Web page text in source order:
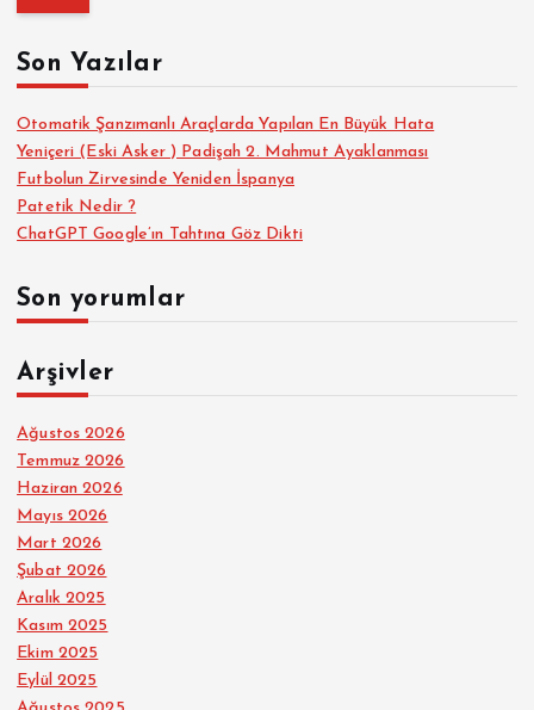
m
:Son Yazılar
Otomatik Şanzımanlı Araçlarda Yapılan En Büyük Hata
Yeniçeri (Eski Asker ) Padişah 2. Mahmut Ayaklanması
Futbolun Zirvesinde Yeniden İspanya
Patetik Nedir ?
ChatGPT Google’ın Tahtına Göz Dikti
Son yorumlar
Arşivler
Ağustos 2026
Temmuz 2026
Haziran 2026
Mayıs 2026
Mart 2026
Şubat 2026
Aralık 2025
Kasım 2025
Ekim 2025
Eylül 2025